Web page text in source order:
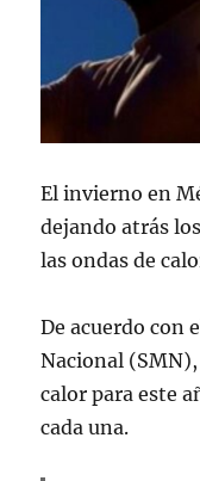
El invierno en
dejando atrás
las ondas de
De acuerdo con
Nacional
calor para este
cada una.